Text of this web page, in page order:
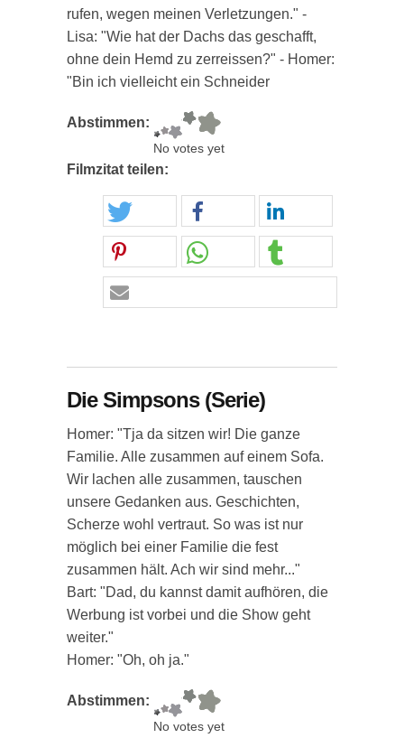
rufen, wegen meinen Verletzungen." -
Lisa: "Wie hat der Dachs das geschafft,
ohne dein Hemd zu zerreissen?" - Homer:
"Bin ich vielleicht ein Schneider
Abstimmen:
No votes yet
Filmzitat teilen:
Die Simpsons (Serie)
Homer: "Tja da sitzen wir! Die ganze
Familie. Alle zusammen auf einem Sofa.
Wir lachen alle zusammen, tauschen
unsere Gedanken aus. Geschichten,
Scherze wohl vertraut. So was ist nur
möglich bei einer Familie die fest
zusammen hält. Ach wir sind mehr..."
Bart: "Dad, du kannst damit aufhören, die
Werbung ist vorbei und die Show geht
weiter."
Homer: "Oh, oh ja."
Abstimmen:
No votes yet